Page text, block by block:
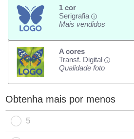
1 cor
Serigrafia
i
Mais vendidos
A cores
Transf. Digital
i
Qualidade foto
Obtenha mais por menos
5